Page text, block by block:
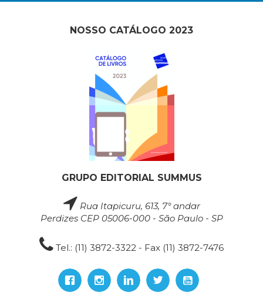
NOSSO CATÁLOGO 2023
GRUPO EDITORIAL SUMMUS
Rua Itapicuru, 613, 7° andar
Perdizes CEP 05006-000 - São Paulo - SP
Tel.: (11) 3872-3322 - Fax (11) 3872-7476